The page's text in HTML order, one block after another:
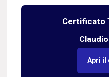
Certificato
Apri il